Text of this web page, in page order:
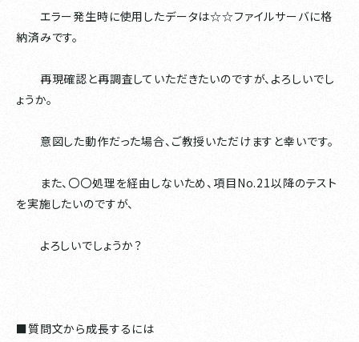
エラー発生時に使用したデータは☆☆ファイルサーバに格
納済みです。
再現確認と再調査していただきたいのですが、よろしいでし
ょうか。
意図した動作だった場合、ご教授いただけますと幸いです。
また、〇〇処理を経由しないため、項目No.21以降のテスト
を実施したいのですが、
よろしいでしょうか？
■質問文から成長するには